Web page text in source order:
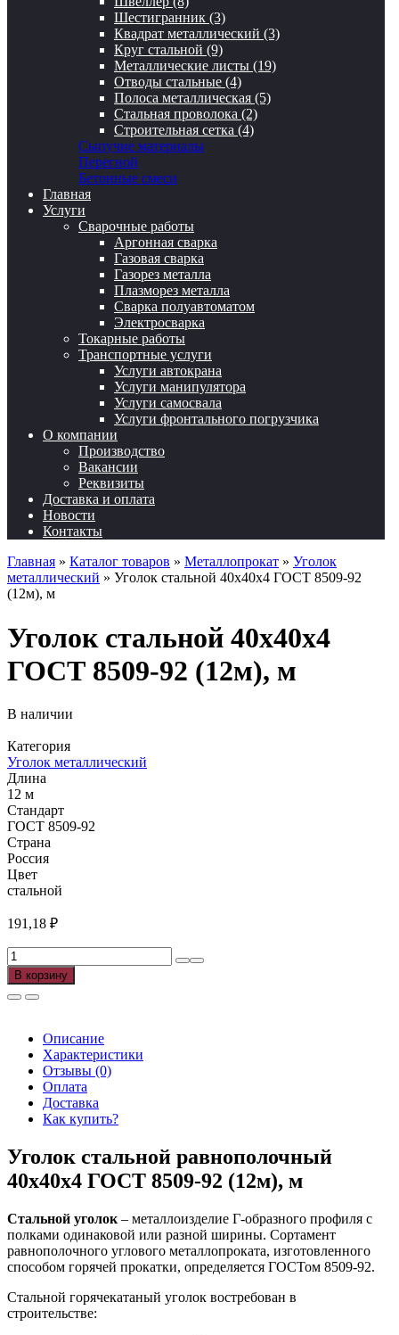
Шестигранник (3)
Квадрат металлический (3)
Круг стальной (9)
Металлические листы (19)
Отводы стальные (4)
Полоса металлическая (5)
Стальная проволока (2)
Строительная сетка (4)
Сыпучие материалы
Перегной
Бетонные смеси
Главная
Услуги
Сварочные работы
Аргонная сварка
Газовая сварка
Газорез металла
Плазморез металла
Сварка полуавтоматом
Электросварка
Токарные работы
Транспортные услуги
Услуги автокрана
Услуги манипулятора
Услуги самосвала
Услуги фронтального погрузчика
О компании
Производство
Вакансии
Реквизиты
Доставка и оплата
Новости
Контакты
Главная » Каталог товаров » Металлопрокат » Уголок
металлический » Уголок стальной 40х40х4 ГОСТ 8509-92
(12м), м
Уголок стальной 40х40х4
ГОСТ 8509-92 (12м), м
В наличии
Категория
Уголок металлический
Длина
12 м
Стандарт
ГОСТ 8509-92
Страна
Россия
Цвет
стальной
191,18 ₽
Количество
товара
Уголок
стальной
ГОСТ
8509-
(12м),
В корзину
Описание
Характеристики
Отзывы (0)
Оплата
Доставка
Как купить?
Уголок стальной равнополочный
40х40х4 ГОСТ 8509-92 (12м), м
Стальной уголок – металлоизделие Г-образного профиля с
полками одинаковой или разной ширины. Сортамент
равнополочного углового металлопроката, изготовленного
способом горячей прокатки, определяется ГОСТом 8509-92.
Стальной горячекатаный уголок востребован в
строительстве: